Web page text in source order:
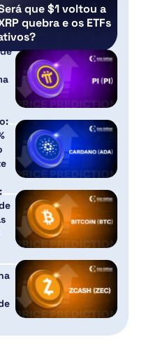
que $1 voltou a
quebra e os ETFs